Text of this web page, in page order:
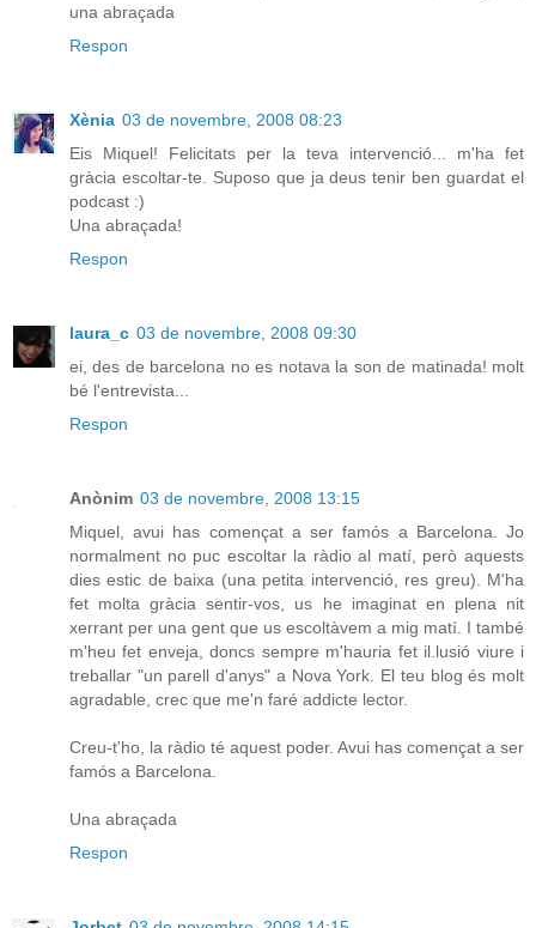
una abraçada
Respon
Xènia 03 de novembre, 2008 08:23
Eis Miquel! Felicitats per la teva intervenció... m'ha fet
gràcia escoltar-te. Suposo que ja deus tenir ben guardat el
podcast :)
Una abraçada!
Respon
laura_c 03 de novembre, 2008 09:30
ei, des de barcelona no es notava la son de matinada! molt
bé l'entrevista...
Respon
Anònim 03 de novembre, 2008 13:15
Miquel, avui has començat a ser famós a Barcelona. Jo
normalment no puc escoltar la ràdio al matí, però aquests
dies estic de baixa (una petita intervenció, res greu). M'ha
fet molta gràcia sentir-vos, us he imaginat en plena nit
xerrant per una gent que us escoltàvem a mig matí. I també
m'heu fet enveja, doncs sempre m'hauria fet il.lusió viure i
treballar "un parell d'anys" a Nova York. El teu blog és molt
agradable, crec que me'n faré addicte lector.
Creu-t'ho, la ràdio té aquest poder. Avui has començat a ser
famós a Barcelona.
Una abraçada
Respon